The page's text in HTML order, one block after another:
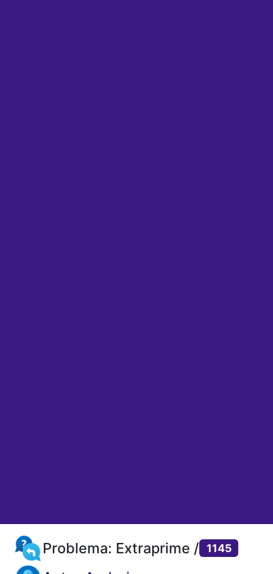
Problema: Extraprime / 1145